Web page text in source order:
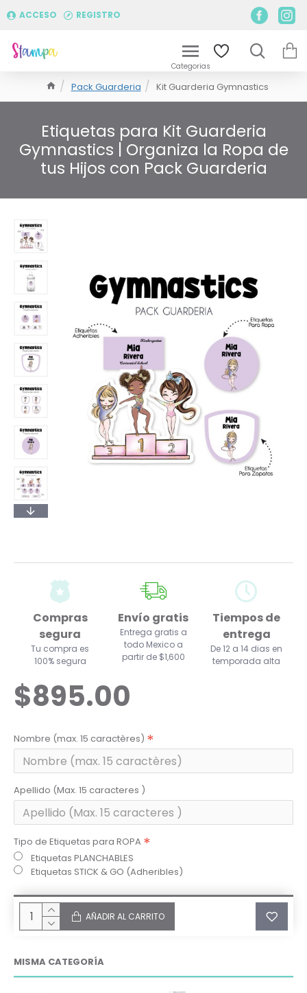
ACCESO REGISTRO
Pack Guarderia Kit Guarderia Gymnastics
Etiquetas para Kit Guarderia
Gymnastics | Organiza la Ropa de
tus Hijos con Pack Guarderia
Compras
segura
Tu compra es
100% segura
Envío gratis
Entrega gratis a
todo Mexico a
partir de $1,600
Tiempos de
entrega
De 12 a 14 dias en
temporada alta
$895.00
Nombre (max. 15 caractères)
Apellido (Max. 15 caracteres )
Tipo de Etiquetas para ROPA
Etiquetas PLANCHABLES
Etiquetas STICK & GO (Adheribles)
AÑADIR AL CARRITO
MISMA CATEGORÍA